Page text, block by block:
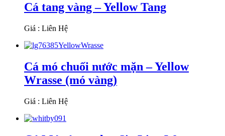
Cá tang vàng – Yellow Tang
Giá : Liên Hệ
Cá mó chuối nước mặn – Yellow
Wrasse (mó vàng)
Giá : Liên Hệ